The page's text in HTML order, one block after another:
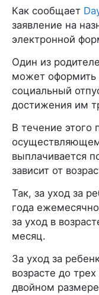
Как сообщает
заявление на
электронной
Один из
может оформить
социальный
достижения им
В течение этого
выплачивается
зависит от
Так, за уход за
года
за уход в
месяц.
За уход за
возрасте до
двойном